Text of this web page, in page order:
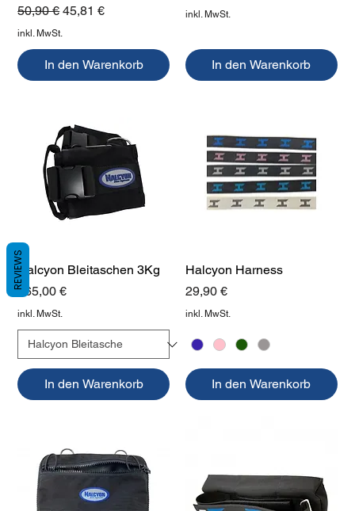
Standardpreis
50,90 €Sale-Preis
45,81 €
inkl. MwSt.
In den Warenkorb
inkl. MwSt.
In den Warenkorb
Halcyon Bleitaschen 3Kg
Preis
165,00 €
inkl. MwSt.
In den Warenkorb
Halcyon Harness
Preis
29,90 €
inkl. MwSt.
In den Warenkorb
REVIEWS